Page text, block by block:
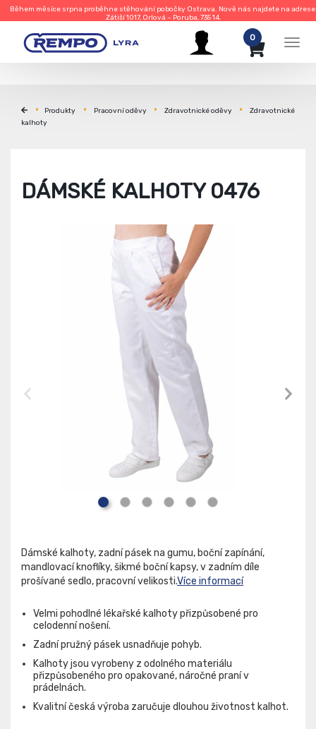
Během měsíce srpna proběhne stěhování pobočky Ostrava. Nově nás najdete na
Zátiší 1017, Orlová – Poruba, 735 14.
0
Produkty Pracovní oděvy Zdravotnické oděvy
Zdravotnické
kalhoty
DÁMSKÉ KALHOTY 0476
Dámské kalhoty, zadní pásek na gumu, boční zapínání,
mandlovací knoflíky, šikmé boční kapsy, v zadním díle
prošívané sedlo, pracovní velikosti.Více informací
Velmi pohodlné lékařské kalhoty přizpůsobené pro
celodenní nošení.
Zadní pružný pásek usnadňuje pohyb.
Kalhoty jsou vyrobeny z odolného materiálu
přizpůsobeného pro opakované, náročné praní v
prádelnách.
Kvalitní česká výroba zaručuje dlouhou životnost kalhot.